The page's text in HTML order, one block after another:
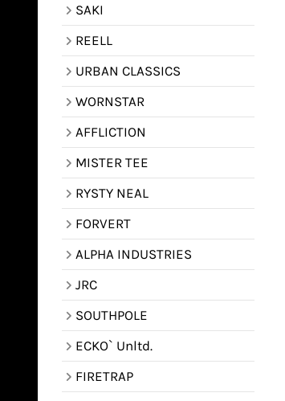
SAKI
REELL
URBAN CLASSICS
WORNSTAR
AFFLICTION
MISTER TEE
RYSTY NEAL
FORVERT
ALPHA INDUSTRIES
JRC
SOUTHPOLE
ECKO` Unltd.
FIRETRAP